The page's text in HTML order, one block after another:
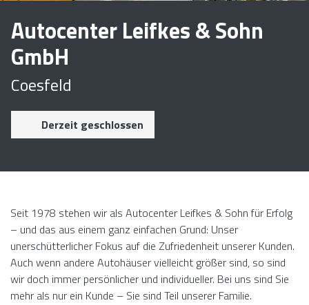
Autocenter Leifkes & Sohn
GmbH
Coesfeld
Derzeit geschlossen
Seit 1978 stehen wir als Autocenter Leifkes & Sohn für Erfolg
– und das aus einem ganz einfachen Grund: Unser
unerschütterlicher Fokus auf die Zufriedenheit unserer Kunden.
Auch wenn andere Autohäuser vielleicht größer sind, so sind
wir doch immer persönlicher und individueller. Bei uns sind Sie
mehr als nur ein Kunde – Sie sind Teil unserer Familie.